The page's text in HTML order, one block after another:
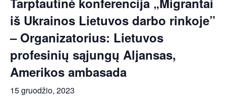
iš Ukrainos Lietuvos darbo rinkoje”
– Organizatorius: Lietuvos
profesinių sąjungų Aljansas,
Amerikos ambasada
15 gruodžio, 2023